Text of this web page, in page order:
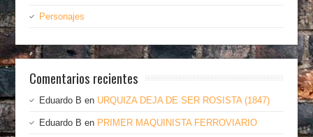
Personajes
Comentarios recientes
Eduardo B en URQUIZA DEJA DE SER ROSISTA (1847)
Eduardo B en PRIMER MAQUINISTA FERROVIARIO